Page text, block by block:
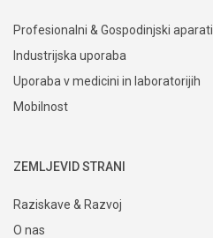
Profesionalni & Gospodinjski aparati
Industrijska uporaba
Uporaba v medicini in laboratorijih
Mobilnost
ZEMLJEVID STRANI
Raziskave & Razvoj
O nas